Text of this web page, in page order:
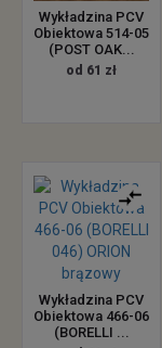
Wykładzina PCV
Obiektowa 514-05
(POST OAK...
od 61 zł
Wykładzina PCV
Obiektowa 466-06
(BORELLI ...